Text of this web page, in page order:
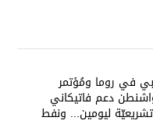
في روما ومُؤتمر
دعم فاتيكاني
ليومين... ونفط